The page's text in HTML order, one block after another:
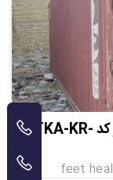
کانتینر 40 فوت سالم و تمیز به رنگ قرمز کد STKA-KR-